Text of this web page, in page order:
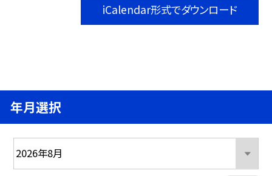
iCalendar形式でダウンロード
年月選択